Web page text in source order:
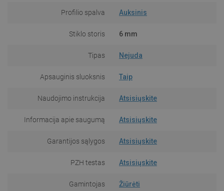
Profilio spalva Auksinis
Stiklo storis 6 mm
Tipas Nejuda
Apsauginis sluoksnis Taip
Naudojimo instrukcija Atsisiųskite
Informacija apie saugumą Atsisiųskite
Garantijos sąlygos Atsisiųskite
PZH testas Atsisiųskite
Gamintojas Žiūrėti